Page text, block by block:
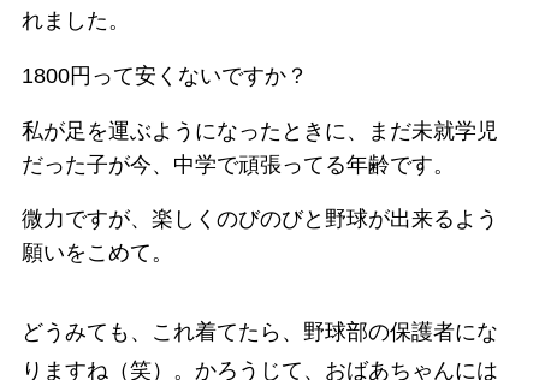
れました。
1800円って安くないですか？
私が足を運ぶようになったときに、まだ未就学児
だった子が今、中学で頑張ってる年齢です。
微力ですが、楽しくのびのびと野球が出来るよう
願いをこめて。
どうみても、これ着てたら、野球部の保護者にな
りますね（笑）。かろうじて、おばあちゃんには